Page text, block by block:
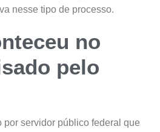
nesse tipo de processo.
no
pelo
por servidor público federal que